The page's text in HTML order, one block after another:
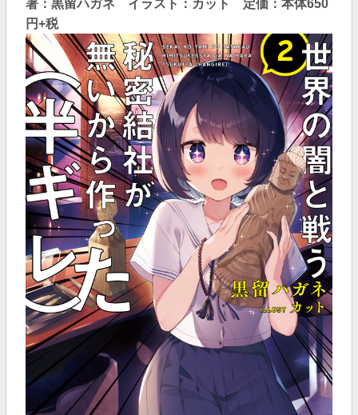
著：黒留ハガネ イラスト：カット 定価：本体650
円+税